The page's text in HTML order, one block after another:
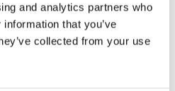
and analytics partners who
that you’ve
collected from your use
MP voicings.pdf